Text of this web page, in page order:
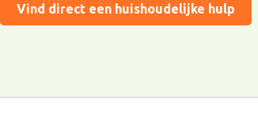
Vind direct een huishoudelijke hulp